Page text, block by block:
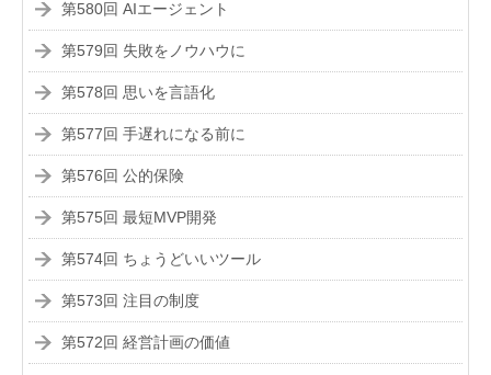
第580回 AIエージェント
第579回 失敗をノウハウに
第578回 思いを言語化
第577回 手遅れになる前に
第576回 公的保険
第575回 最短MVP開発
第574回 ちょうどいいツール
第573回 注目の制度
第572回 経営計画の価値